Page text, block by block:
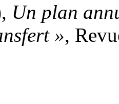
Un plan
»,